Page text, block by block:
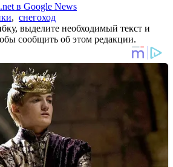
в Google News
, снегоход
выделите необходимый текст и
сообщить об этом редакции.